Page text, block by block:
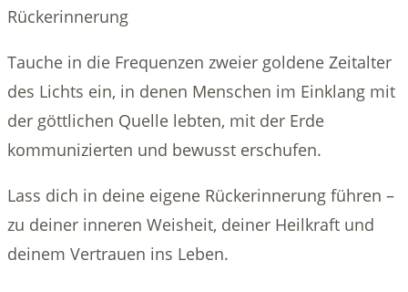
Rückerinnerung
Tauche in die Frequenzen zweier goldene Zeitalter
des Lichts ein, in denen Menschen im Einklang mit
der göttlichen Quelle lebten, mit der Erde
kommunizierten und bewusst erschufen.
Lass dich in deine eigene Rückerinnerung führen –
zu deiner inneren Weisheit, deiner Heilkraft und
deinem Vertrauen ins Leben.